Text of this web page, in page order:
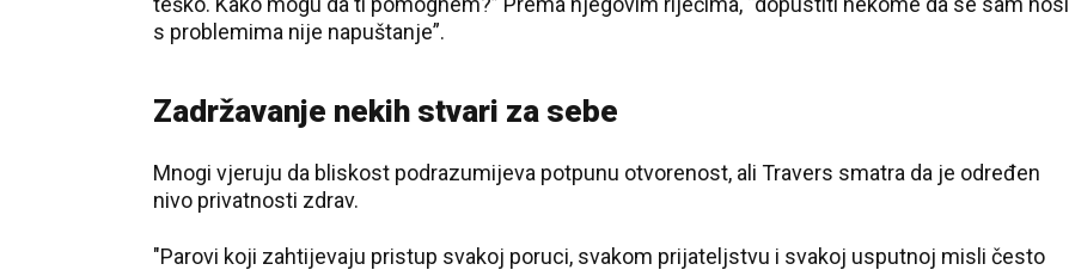
s problemima nije napuštanje”.
Zadržavanje nekih stvari za sebe
Mnogi vjeruju da bliskost podrazumijeva potpunu otvorenost, ali Travers smatra da je određen
nivo privatnosti zdrav.
"Parovi koji zahtijevaju pristup svakoj poruci, svakom prijateljstvu i svakoj usputnoj misli često